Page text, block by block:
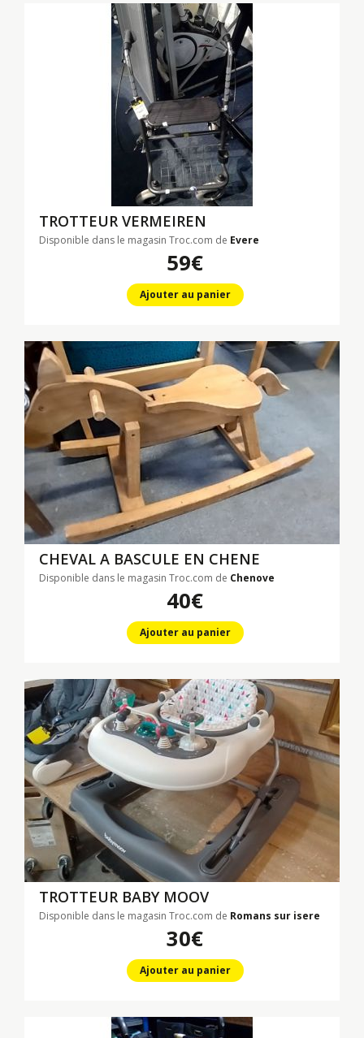
TROTTEUR VERMEIREN
Disponible dans le magasin Troc.com de Evere
59€
Ajouter au panier
CHEVAL A BASCULE EN CHENE
Disponible dans le magasin Troc.com de Chenove
40€
Ajouter au panier
TROTTEUR BABY MOOV
Disponible dans le magasin Troc.com de Romans sur isere
30€
Ajouter au panier